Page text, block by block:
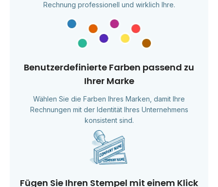
Rechnung professionell und wirklich Ihre.
Benutzerdefinierte Farben passend zu
Ihrer Marke
Wählen Sie die Farben Ihres Marken, damit Ihre
Rechnungen mit der Identität Ihres Unternehmens
konsistent sind.
Fügen Sie Ihren Stempel mit einem Klick